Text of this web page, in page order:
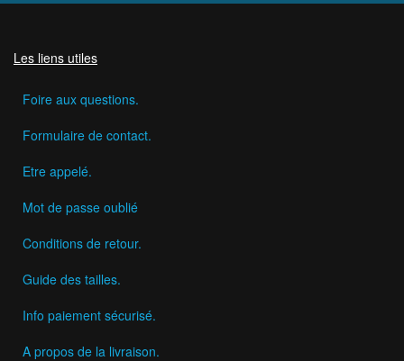
Les liens utiles
Foire aux questions.
Formulaire de contact.
Etre appelé.
Mot de passe oublié
Conditions de retour.
Guide des tailles.
Info paiement sécurisé.
A propos de la livraison.